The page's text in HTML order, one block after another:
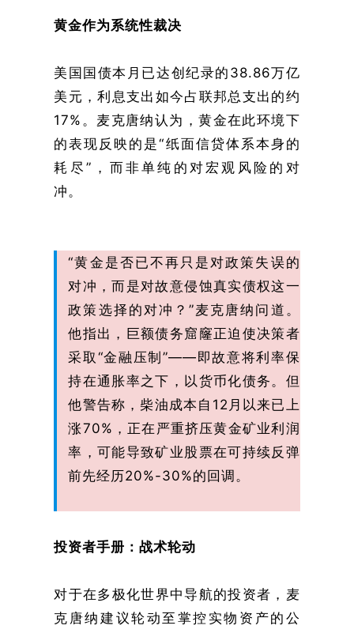
黄金作为系统性裁决
美国国债本月已达创纪录的38.86万亿
美元，利息支出如今占联邦总支出的约
17%。麦克唐纳认为，黄金在此环境下
的表现反映的是“纸面信贷体系本身的
耗尽”，而非单纯的对宏观风险的对
冲。
“黄金是否已不再只是对政策失误的
对冲，而是对故意侵蚀真实债权这一
政策选择的对冲？”麦克唐纳问道。
他指出，巨额债务窟窿正迫使决策者
采取“金融压制”——即故意将利率保
持在通胀率之下，以货币化债务。但
他警告称，柴油成本自12月以来已上
涨70%，正在严重挤压黄金矿业利润
率，可能导致矿业股票在可持续反弹
前先经历20%-30%的回调。
投资者手册：战术轮动
对于在多极化世界中导航的投资者，麦
克唐纳建议轮动至掌控实物资产的公